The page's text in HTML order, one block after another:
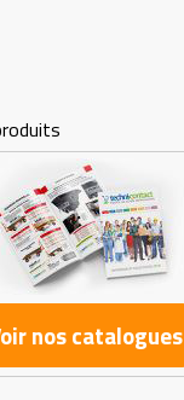
nos catalogues